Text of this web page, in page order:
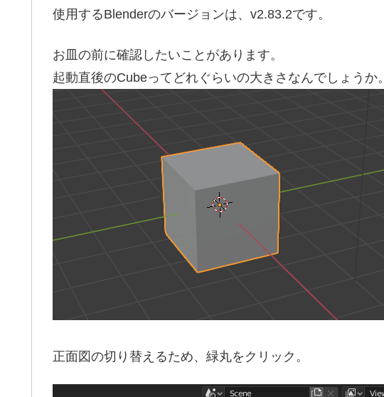
使用するBlenderのバージョンは、v2.83.2です。
お皿の前に確認したいことがあります。
起動直後のCubeってどれぐらいの大きさなんでしょうか。
正面図の切り替えるため、緑丸をクリック。